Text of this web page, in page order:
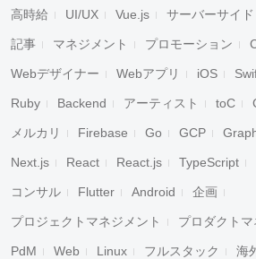
高時給 UI/UX Vue.js サーバーサイド
記事 マネジメント プロモーション
Webデザイナー Webアプリ iOS
Ruby Backend アーティスト toC
メルカリ Firebase Go GCP
Next.js React React.js TypeScript
コンサル Flutter Android 企画
プロジェクトマネジメント プロダクト
PdM Web Linux フルスタック 海